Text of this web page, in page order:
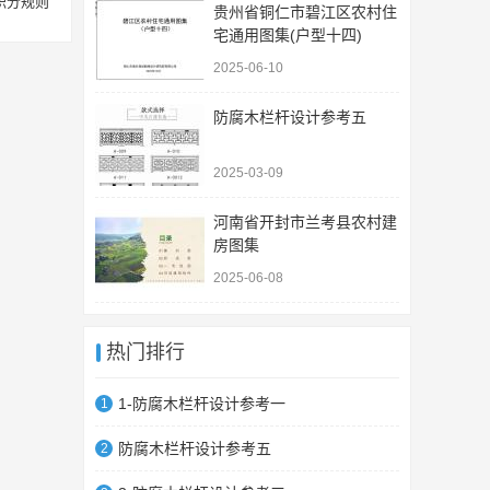
贵州省铜仁市碧江区农村住
宅通用图集(户型十四)
2025-06-10
防腐木栏杆设计参考五
2025-03-09
河南省开封市兰考县农村建
房图集
2025-06-08
热门排行
1 1-防腐木栏杆设计参考一
2 防腐木栏杆设计参考五